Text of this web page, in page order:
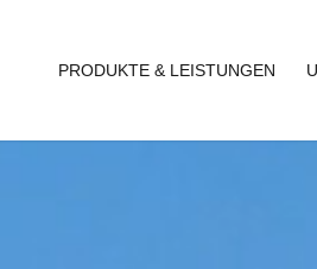
PRODUKTE & LEISTUNGEN